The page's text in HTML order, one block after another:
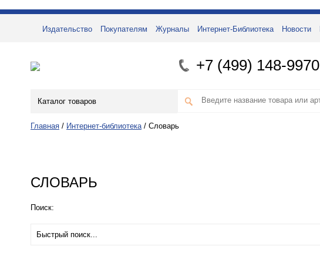
Издательство Покупателям Журналы Интернет-Библиотека Новости
+7 (499) 148-9970
Каталог товаров
Главная / Интернет-библиотека / Словарь
СЛОВАРЬ
Поиск: